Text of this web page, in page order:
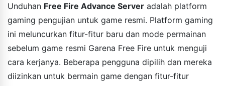
Unduhan Free Fire Advance Server adalah platform
gaming pengujian untuk game resmi. Platform gaming
ini meluncurkan fitur-fitur baru dan mode permainan
sebelum game resmi Garena Free Fire untuk menguji
cara kerjanya. Beberapa pengguna dipilih dan mereka
diizinkan untuk bermain game dengan fitur-fitur